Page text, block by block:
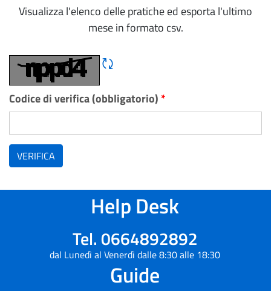
Visualizza l'elenco delle pratiche ed esporta l'ultimo
mese in formato csv.
Rigene CAPTCHA
Codice di verifica (obbligatorio) *
VERIFICA
Help Desk
Tel. 0664892892
dal Lunedì al Venerdì dalle 8:30 alle 18:30
Guide